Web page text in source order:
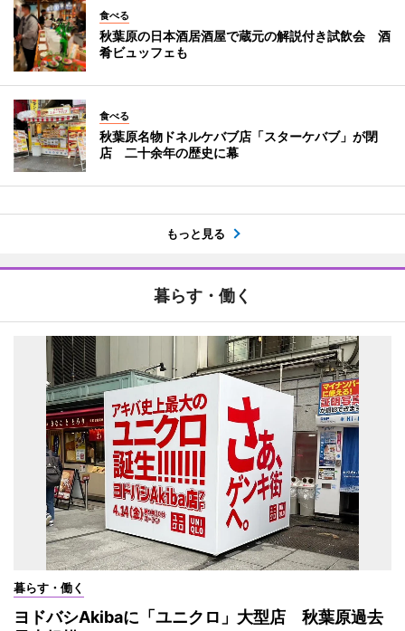
食べる
秋葉原の日本酒居酒屋で蔵元の解説付き試飲会 酒
肴ビュッフェも
食べる
秋葉原名物ドネルケバブ店「スターケバブ」が閉
店 二十余年の歴史に幕
もっと見る
暮らす・働く
暮らす・働く
ヨドバシAkibaに「ユニクロ」大型店 秋葉原過去